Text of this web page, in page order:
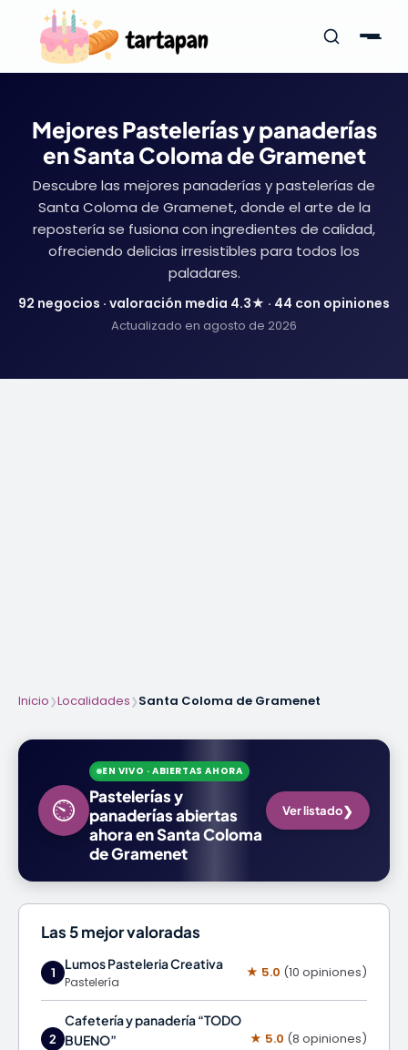
Mejores Pastelerías y panaderías
en Santa Coloma de Gramenet
Descubre las mejores panaderías y pastelerías de
Santa Coloma de Gramenet, donde el arte de la
repostería se fusiona con ingredientes de calidad,
ofreciendo delicias irresistibles para todos los
paladares.
92 negocios · valoración media 4.3★ · 44 con opiniones
Actualizado en agosto de 2026
Inicio❯Localidades❯Santa Coloma de Gramenet
⏲
EN VIVO · ABIERTAS AHORA
Pastelerías y
panaderías abiertas
ahora en Santa Coloma
de Gramenet
Ver listado❯
Las 5 mejor valoradas
1
Lumos Pasteleria Creativa
Pastelería
★ 5.0 (10 opiniones)
2
Cafetería y panadería “TODO
BUENO”
★ 5.0 (8 opiniones)